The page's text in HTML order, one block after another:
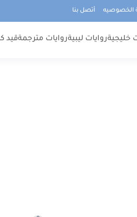
الخصوصيه أتصل بنا
خليجيةروايات ليبيةروايات مترجمةقيد